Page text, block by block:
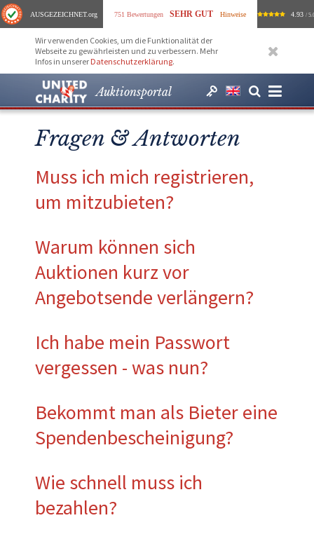
AUSGEZEICHNET.org 751 Bewertungen SEHR GUT Hinweise 4.93 /
Wir verwenden Cookies, um die Funktionalität der
Webseite zu gewährleisten und zu verbessern. Mehr
Infos in unserer Datenschutzerklärung.
Auktionsportal
Fragen & Antworten
Muss ich mich registrieren,
um mitzubieten?
Warum können sich
Auktionen kurz vor
Angebotsende verlängern?
Ich habe mein Passwort
vergessen - was nun?
Bekommt man als Bieter eine
Spendenbescheinigung?
Wie schnell muss ich
bezahlen?